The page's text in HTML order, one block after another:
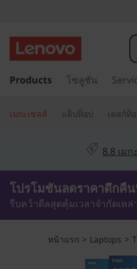
h
n
k
a
d
X
า
ไ
นื้
อ
ห
า
Products โซลูชัน
เมกะเซลล์ แล็ปท็อป เดสก์ท็
8.8 เมก
โปรโมชันลดราคาดึกคืน
รีบคว้าดีลสุดคุ้มเวลาจำกัดเห
0วัน8ชั่วโมง52นาที17วินาที
หน้าแรก > Laptops >